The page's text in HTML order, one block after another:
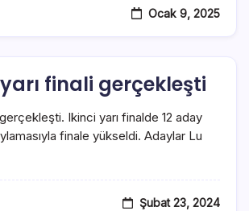
Ocak 9, 2025
finali gerçekleşti
Ikinci yarı finalde 12 aday
finale yükseldi. Adaylar Lu
Şubat 23, 2024